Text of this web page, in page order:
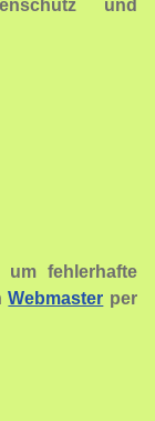
und
fehlerhafte
Webmaster per